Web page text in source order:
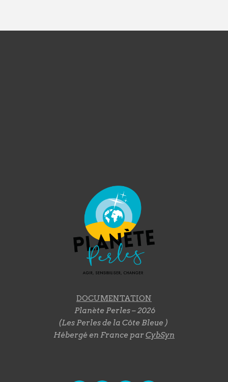
DOCUMENTATION
Planète Perles – 2026
(Les Perles de la Côte Bleue )
Hébergé en France parCybSyn